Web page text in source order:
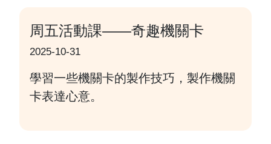
周五活動課——奇趣機關卡
2025-10-31
學習一些機關卡的製作技巧，製作機關
卡表達心意。